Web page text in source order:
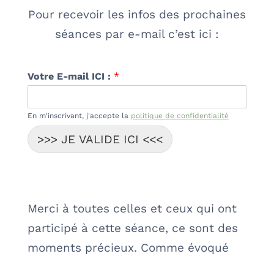
Pour recevoir les infos des prochaines
séances par e-mail c’est ici :
Votre E-mail ICI : *
En m'inscrivant, j'accepte la politique de confidentialité
>>> JE VALIDE ICI <<<
Merci à toutes celles et ceux qui ont
participé à cette séance, ce sont des
moments précieux. Comme évoqué